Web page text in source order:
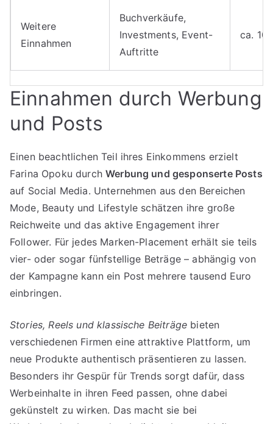
Weitere
Einnahmen
Buchverkäufe,
Investments, Event-
Auftritte
ca.
Einnahmen durch Werbung
und Posts
Einen beachtlichen Teil ihres Einkommens erzielt
Farina Opoku durchWerbung und gesponserte Posts
auf Social Media. Unternehmen aus den Bereichen
Mode, Beauty und Lifestyle schätzen ihre große
Reichweite und das aktive Engagement ihrer
Follower. Für jedes Marken-Placement erhält sie teils
vier- oder sogar fünfstellige Beträge – abhängig von
der Kampagne kann ein Post mehrere tausend Euro
einbringen.
Stories, Reels und klassische Beiträge bieten
verschiedenen Firmen eine attraktive Plattform, um
neue Produkte authentisch präsentieren zu lassen.
Besonders ihr Gespür für Trends sorgt dafür, dass
Werbeinhalte in ihren Feed passen, ohne dabei
gekünstelt zu wirken. Das macht sie bei